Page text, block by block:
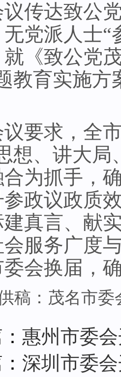
达致公党
党派人士
《致公党
教育实施
求，全市
想、讲大局
为抓手，
政议政质
建真言、献
服务广度
会换届，
：茂名市委
惠州市委
深圳市委